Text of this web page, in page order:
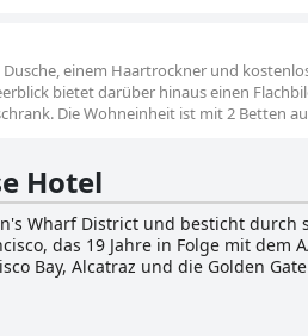
einem Haartrockner und
bietet darüber hinaus einen
Die Wohneinheit ist mit 2 Betten
Hotel
Wharf District und besticht durch
das 19 Jahre in Folge mit dem
Bay, Alcatraz und die Golden
der Barbary Coast